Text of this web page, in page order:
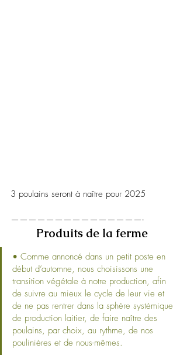
3 poulains seront à naître pour 2025
———————————————-
Produits de la ferme
• Comme annoncé dans un petit poste en
début d’automne, nous choisissons une
transition végétale à notre production, afin
de suivre au mieux le cycle de leur vie et
de ne pas rentrer dans la sphère systémique
de production laitier, de faire naître des
poulains, par choix, au rythme, de nos
poulinières et de nous-mêmes.